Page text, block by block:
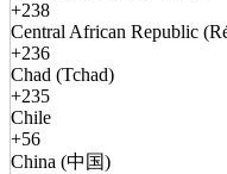
+238
Central African Republic
+236
Chad (Tchad)
+235
Chile
+56
China (中国)